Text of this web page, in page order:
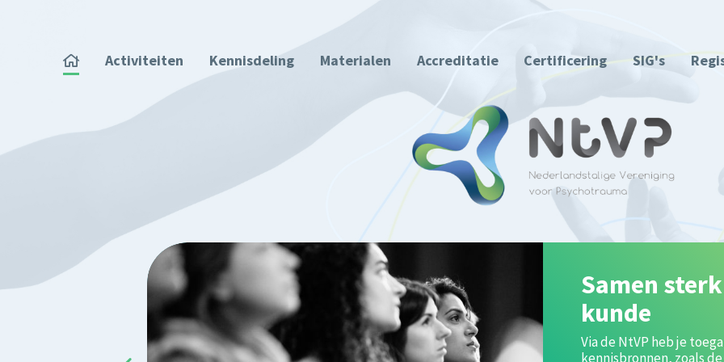
Home Activiteiten Kennisdeling Materialen Accreditatie Certificering SIG's
& NtVP
We kijken nog met
alweer druk bezig met